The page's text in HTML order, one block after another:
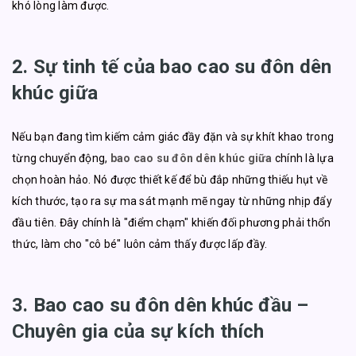
khó lòng làm được.
2. Sự tinh tế của bao cao su đôn dên
khúc giữa
Nếu bạn đang tìm kiếm cảm giác đầy đặn và sự khít khao trong
từng chuyển động, bao cao su đôn dên khúc giữa chính là lựa
chọn hoàn hảo. Nó được thiết kế để bù đắp những thiếu hụt về
kích thước, tạo ra sự ma sát mạnh mẽ ngay từ những nhịp đẩy
đầu tiên. Đây chính là "điểm chạm" khiến đối phương phải thổn
thức, làm cho "cô bé" luôn cảm thấy được lấp đầy.
3. Bao cao su đôn dên khúc đầu –
Chuyên gia của sự kích thích